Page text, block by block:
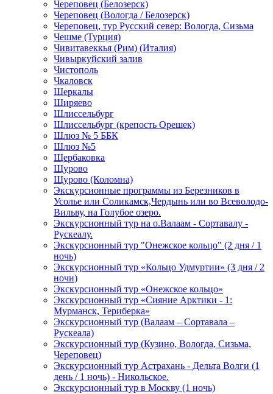
Череповец (Белозерск)
Череповец (Вологда / Белозерск)
Череповец, тур Русский север: Вологда, Сизьма
Чешме (Турция)
Чивитавеккья (Рим) (Италия)
Чивыркуйский залив
Чистополь
Чкаловск
Шеркалы
Ширяево
Шлиссельбург
Шлиссельбург (крепость Орешек)
Шлюз № 5 ББК
Шлюз №5
Щербаковка
Щурово
Щурово (Коломна)
Экскурсионные программы из Березников в
Усолье или Соликамск,Чердынь или во Всеволодо-
Вильву, на Голубое озеро.
Экскурсионный тур на о.Валаам - Сортавалу -
Рускеалу.
Экскурсионный тур "Онежское кольцо" (2 дня / 1
ночь)
Экскурсионный тур «Кольцо Удмуртии» (3 дня / 2
ночи)
Экскурсионный тур «Онежское кольцо»
Экскурсионный тур «Сияние Арктики - 1:
Мурманск, Териберка»
Экскурсионный тур (Валаам – Сортавала –
Рускеала)
Экскурсионный тур (Кузино, Вологда, Сизьма,
Череповец)
Экскурсионный тур Астрахань - Дельта Волги (1
день / 1 ночь) - Никольское.
Экскурсионный тур в Москву (1 ночь)